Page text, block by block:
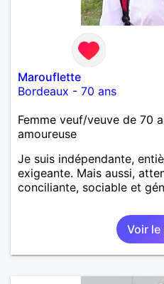
Marouflette
Bordeaux - 70 ans
Femme veuf/veuve de 70
amoureuse
Je suis indépendante,
exigeante. Mais aussi,
conciliante, sociable et
Voir